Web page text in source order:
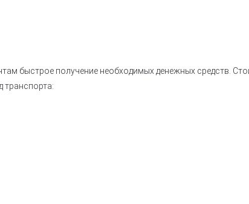
быстрое получение необходимых денежных средств.
транспорта: